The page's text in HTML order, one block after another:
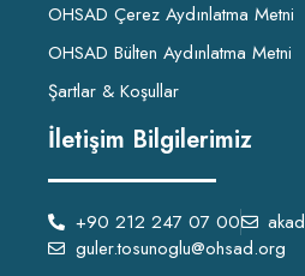
OHSAD Çerez Aydınlatma Metni
OHSAD Bülten Aydınlatma Metni
Şartlar & Koşullar
İletişim Bilgilerimiz
+90 212 247 07 00
guler.tosunoglu@ohsad.org